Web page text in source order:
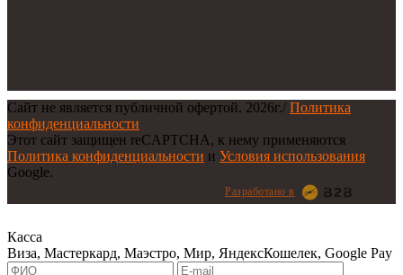
Сайт не является публичной офертой. 2026г./ Политика
конфиденциальности
Этот сайт защищен reCAPTCHA, к нему применяются
Политика конфиденциальности и Условия использования
Google.
Разработано в
Касса
Виза, Мастеркард, Маэстро, Мир, ЯндексКошелек, Google Pay